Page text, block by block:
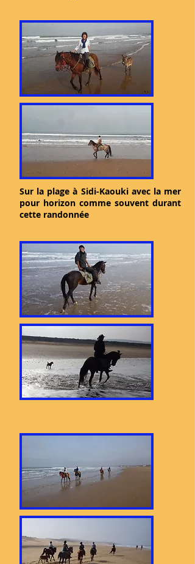
Sur la plage à Sidi-Kaouki avec la mer
pour horizon comme souvent durant
cette randonnée